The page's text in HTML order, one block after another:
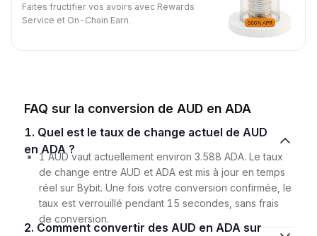
Faites fructifier vos avoirs avec Rewards
Service et On-Chain Earn.
FAQ sur la conversion de AUD en ADA
1. Quel est le taux de change actuel de AUD
en ADA ?
1 AUD vaut actuellement environ 3.588 ADA. Le taux
de change entre AUD et ADA est mis à jour en temps
réel sur Bybit. Une fois votre conversion confirmée, le
taux est verrouillé pendant 15 secondes, sans frais
de conversion.
2. Comment convertir des AUD en ADA sur